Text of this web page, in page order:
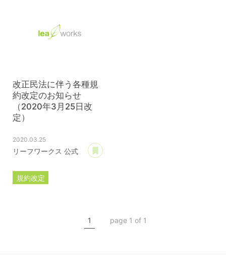
改正民法に伴う各種規
約改定のお知らせ
（2020年3月25日改
定）
2020.03.25
リーフワークス 公式
規約改定
1 page 1 of 1